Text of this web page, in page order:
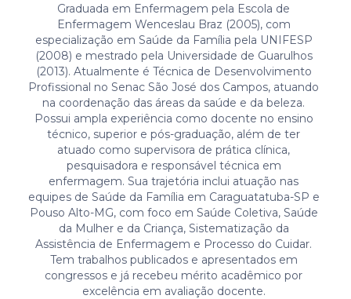
Graduada em Enfermagem pela Escola de
Enfermagem Wenceslau Braz (2005), com
especialização em Saúde da Família pela UNIFESP
(2008) e mestrado pela Universidade de Guarulhos
(2013). Atualmente é Técnica de Desenvolvimento
Profissional no Senac São José dos Campos, atuando
na coordenação das áreas da saúde e da beleza.
Possui ampla experiência como docente no ensino
técnico, superior e pós-graduação, além de ter
atuado como supervisora de prática clínica,
pesquisadora e responsável técnica em
enfermagem. Sua trajetória inclui atuação nas
equipes de Saúde da Família em Caraguatatuba-SP e
Pouso Alto-MG, com foco em Saúde Coletiva, Saúde
da Mulher e da Criança, Sistematização da
Assistência de Enfermagem e Processo do Cuidar.
Tem trabalhos publicados e apresentados em
congressos e já recebeu mérito acadêmico por
excelência em avaliação docente.